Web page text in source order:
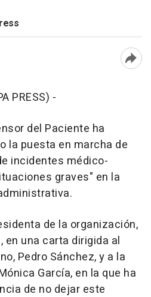
PRESS) -
del Paciente ha
la puesta en marcha de
incidentes médico-
graves" en la
de la organización,
en una carta dirigida al
Pedro Sánchez, y a la
García, en la que ha
de no dejar este